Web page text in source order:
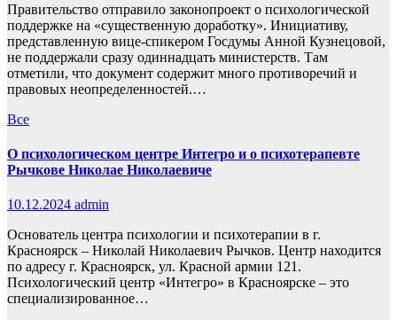
Правительство отправило законопроект о психологической
поддержке на «существенную доработку». Инициативу,
представленную вице-спикером Госдумы Анной Кузнецовой,
не поддержали сразу одиннадцать министерств. Там
отметили, что документ содержит много противоречий и
правовых неопределенностей.…
Все
О психологическом центре Интегро и о психотерапевте
Рычкове Николае Николаевиче
10.12.2024 admin
Основатель центра психологии и психотерапии в г.
Красноярск – Николай Николаевич Рычков. Центр находится
по адресу г. Красноярск, ул. Красной армии 121.
Психологический центр «Интегро» в Красноярске – это
специализированное…